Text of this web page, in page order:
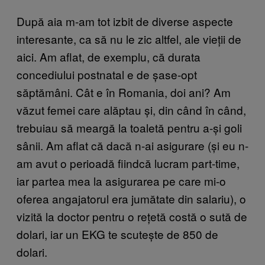
După aia m-am tot izbit de diverse aspecte
interesante, ca să nu le zic altfel, ale vieții de
aici. Am aflat, de exemplu, că durata
concediului postnatal e de șase-opt
săptămâni. Cât e în Romania, doi ani? Am
văzut femei care alăptau și, din când în când,
trebuiau să meargă la toaletă pentru a-și goli
sânii. Am aflat că dacă n-ai asigurare (și eu n-
am avut o perioadă fiindcă lucram part-time,
iar partea mea la asigurarea pe care mi-o
oferea angajatorul era jumătate din salariu), o
vizită la doctor pentru o rețetă costă o sută de
dolari, iar un EKG te scutește de 850 de
dolari.